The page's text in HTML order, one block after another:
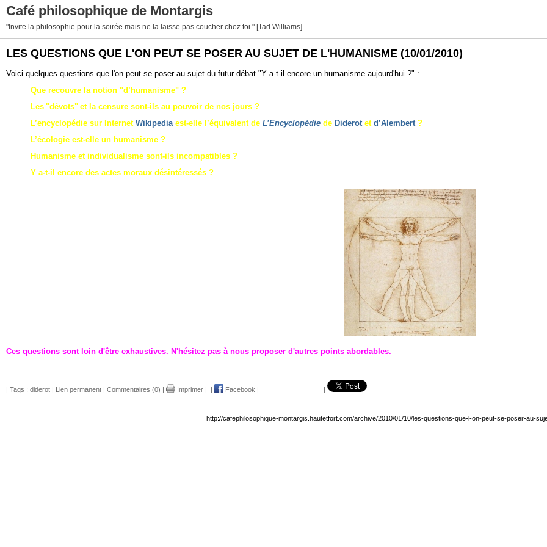
Café philosophique de Montargis
"Invite la philosophie pour la soirée mais ne la laisse pas coucher chez toi." [Tad Williams]
LES QUESTIONS QUE L'ON PEUT SE POSER AU SUJET DE L'HUMANISME (10/01/2010)
Voici quelques questions que l'on peut se poser au sujet du futur débat "Y a-t-il encore un humanisme aujourd'hui ?" :
Que recouvre la notion "d’humanisme" ?
Les "dévots" et la censure sont-ils au pouvoir de nos jours ?
L’encyclopédie sur Internet Wikipediaest-elle l’équivalent de L’Encyclopédie de Diderotet d’Alembert?
L’écologie est-elle un humanisme ?
Humanisme et individualisme sont-ils incompatibles ?
Y a-t-il encore des actes moraux désintéressés ?
Ces questions sont loin d'être exhaustives. N'hésitez pas à nous proposer d'autres points abordables.
| Tags : diderot Lien permanent Commentaires (0) Imprimer Facebook
http://cafephilosophique-montargis.hautetfort.com/archive/2010/01/10/les-questions-que-l-on-peut-se-poser-au-